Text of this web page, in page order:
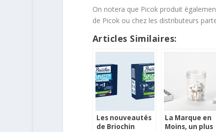
On notera que Picok produit
de Picok ou chez les distributeurs
Articles Similaires:
Les nouveautés
de Briochin
La Marque en
Moins, un plus